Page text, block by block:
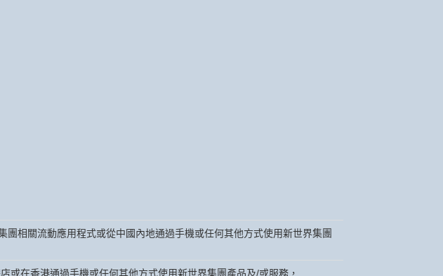
相關流動應用程式或從中國內地通過手機或任何其他方式使用新世界集團
在香港通過手機或任何其他方式使用新世界集團產品及/或服務，